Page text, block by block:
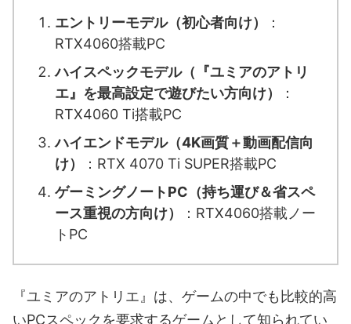
エントリーモデル（初心者向け）
：
RTX4060搭載PC
ハイスペックモデル（『ユミアのアトリ
エ』を最高設定で遊びたい方向け）
：
RTX4060 Ti搭載PC
ハイエンドモデル（4K画質＋動画配信向
け）
：RTX 4070 Ti SUPER搭載PC
ゲーミングノートPC（持ち運び＆省スペ
ース重視の方向け）
：RTX4060搭載ノー
トPC
『ユミアのアトリエ』は、ゲームの中でも比較的高
いPCスペックを要求するゲームとして知られてい